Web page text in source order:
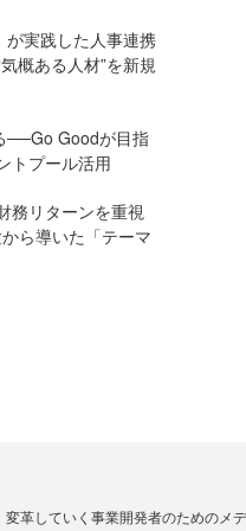
が実践した人事連携
概ある人材”を新規
──Go Goodが目指
トプール活用
務リターンを重視
ら導いた「テーマ
革していく事業開発者のためのメデ